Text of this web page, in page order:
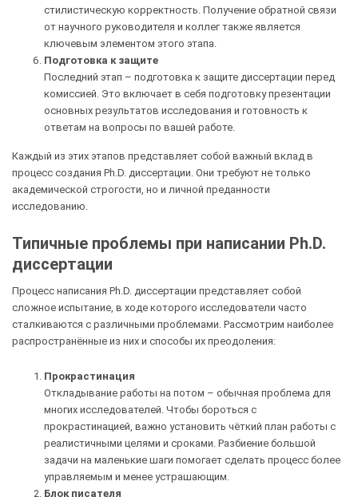
стилистическую корректность. Получение обратной связи
от научного руководителя и коллег также является
ключевым элементом этого этапа.
Подготовка к защите
Последний этап – подготовка к защите диссертации перед
комиссией. Это включает в себя подготовку презентации
основных результатов исследования и готовность к
ответам на вопросы по вашей работе.
Каждый из этих этапов представляет собой важный вклад в
процесс создания Ph.D. диссертации. Они требуют не только
академической строгости, но и личной преданности
исследованию.
Типичные проблемы при написании Ph.D.
диссертации
Процесс написания Ph.D. диссертации представляет собой
сложное испытание, в ходе которого исследователи часто
сталкиваются с различными проблемами. Рассмотрим наиболее
распространённые из них и способы их преодоления:
Прокрастинация
Откладывание работы на потом – обычная проблема для
многих исследователей. Чтобы бороться с
прокрастинацией, важно установить чёткий план работы с
реалистичными целями и сроками. Разбиение большой
задачи на маленькие шаги помогает сделать процесс более
управляемым и менее устрашающим.
Блок писателя